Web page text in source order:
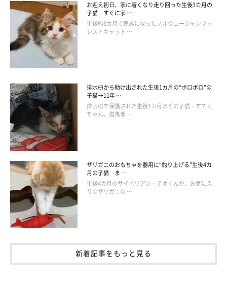
@__gachax2
カプセルトイ「にゃんこパン屋さん2」、みなさんもぜひチェッ
掲載協力／Instagram（@minilovekiko0331さん、@ayame_kts
お迎え初日、家に着くなり走り回った生後3カ月の
子猫 すぐに家 …
生後約3カ月で家族になったノルウェージャンフォ
レストキャット …
排水枡から助け出された生後1カ月の“ボロボロ”の
子猫→11年 …
排水枡で保護された生後1カ月ほどの子猫・すてら
ちゃん。猫風邪 …
ザリガニのおもちゃを器用に“釣り上げる”生後4カ
月の子猫 ま …
生後4カ月のサイベリアン・テオくんが、お気に入
りのザリガニの …
新着記事をもっと見る